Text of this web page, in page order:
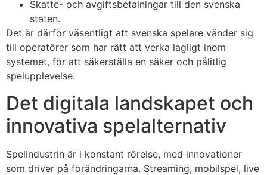
Skatte- och avgiftsbetalningar till den svenska
staten.
Det är därför väsentligt att svenska spelare vänder sig
till operatörer som har rätt att verka lagligt inom
systemet, för att säkerställa en säker och pålitlig
spelupplevelse.
Det digitala landskapet och
innovativa spelalternativ
Spelindustrin är i konstant rörelse, med innovationer
som driver på förändringarna. Streaming, mobilspel, live